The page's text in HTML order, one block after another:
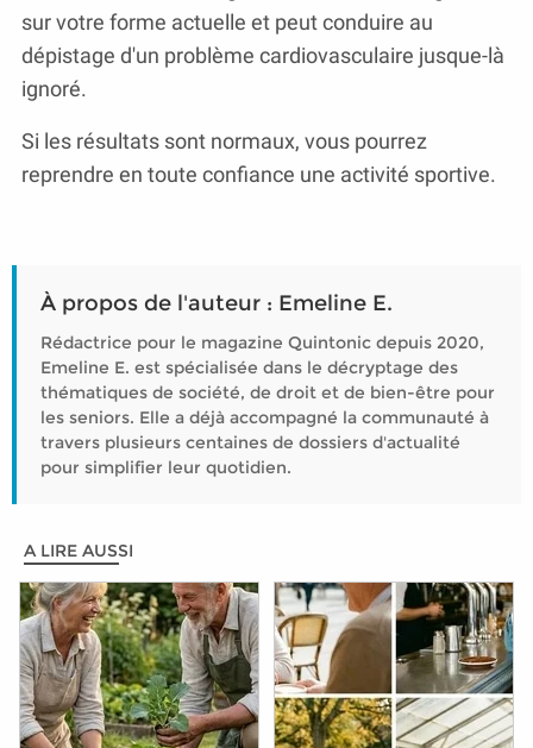
sur votre forme actuelle et peut conduire au
dépistage d'un problème cardiovasculaire jusque-là
ignoré.
Si les résultats sont normaux, vous pourrez
reprendre en toute confiance une activité sportive.
À propos de l'auteur : Emeline E.
Rédactrice pour le magazine Quintonic depuis 2020,
Emeline E. est spécialisée dans le décryptage des
thématiques de société, de droit et de bien-être pour
les seniors. Elle a déjà accompagné la communauté à
travers plusieurs centaines de dossiers d'actualité
pour simplifier leur quotidien.
A LIRE AUSSI